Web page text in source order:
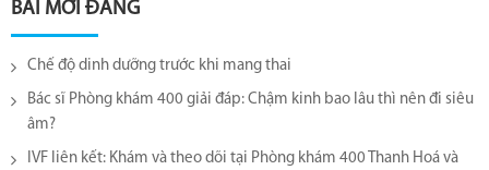
BÀI MỚI ĐĂNG
Chế độ dinh dưỡng trước khi mang thai
Bác sĩ Phòng khám 400 giải đáp: Chậm kinh bao lâu thì nên đi siêu
âm?
IVF liên kết: Khám và theo dõi tại Phòng khám 400 Thanh Hoá và